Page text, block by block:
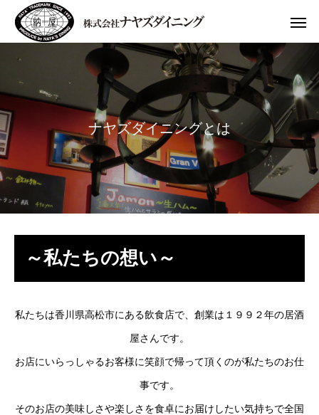
ナヤズダイニングとは
～私たちの想い～
私たちは香川県高松市にある飲食店で、創業は１９９２年の居酒
屋さんです。
お店にいらっしゃるお客様に笑顔で帰って頂くのが私たちのお仕
事です。
そのお店の美味しさや楽しさを食卓にお届けしたい気持ちで全国